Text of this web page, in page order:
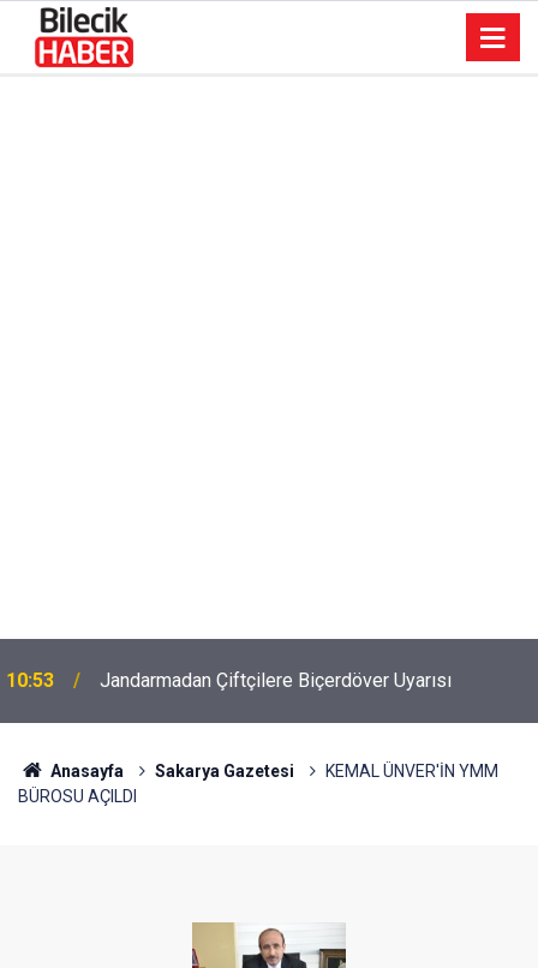
10:53 Jandarmadan Çiftçilere Biçerdöver Uyarısı
Anasayfa Sakarya Gazetesi
KEMAL ÜNVER'İN YMM
BÜROSU AÇILDI